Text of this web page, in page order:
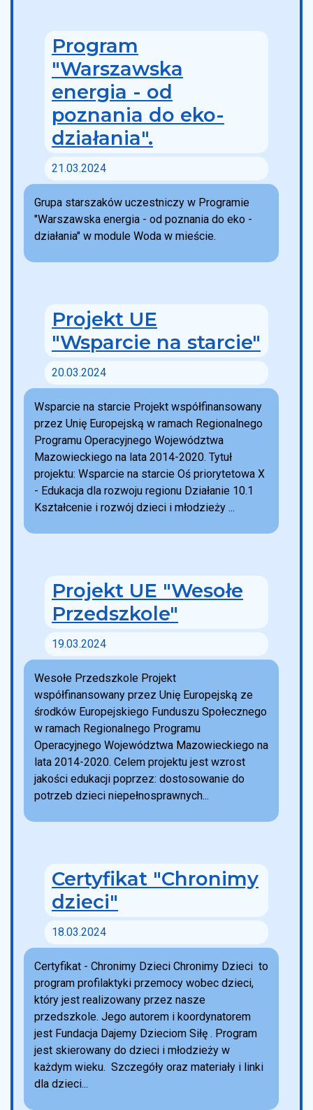
Program
"Warszawska
energia - od
poznania do eko-
działania".
21.03.2024
Grupa starszaków uczestniczy w Programie
"Warszawska energia - od poznania do eko -
działania" w module Woda w mieście.
Projekt UE
"Wsparcie na starcie"
20.03.2024
Wsparcie na starcie Projekt współfinansowany
przez Unię Europejską w ramach Regionalnego
Programu Operacyjnego Województwa
Mazowieckiego na lata 2014-2020. Tytuł
projektu: Wsparcie na starcie Oś priorytetowa X
- Edukacja dla rozwoju regionu Działanie 10.1
Kształcenie i rozwój dzieci i młodzieży ...
Projekt UE "Wesołe
Przedszkole"
19.03.2024
Wesołe Przedszkole Projekt
współfinansowany przez Unię Europejską ze
środków Europejskiego Funduszu Społecznego
w ramach Regionalnego Programu
Operacyjnego Województwa Mazowieckiego na
lata 2014-2020. Celem projektu jest wzrost
jakości edukacji poprzez: dostosowanie do
potrzeb dzieci niepełnosprawnych...
Certyfikat "Chronimy
dzieci"
18.03.2024
Certyfikat - Chronimy Dzieci Chronimy Dzieci to
program profilaktyki przemocy wobec dzieci,
który jest realizowany przez nasze
przedszkole. Jego autorem i koordynatorem
jest Fundacja Dajemy Dzieciom Siłę . Program
jest skierowany do dzieci i młodzieży w
każdym wieku. Szczegóły oraz materiały i linki
dla dzieci...